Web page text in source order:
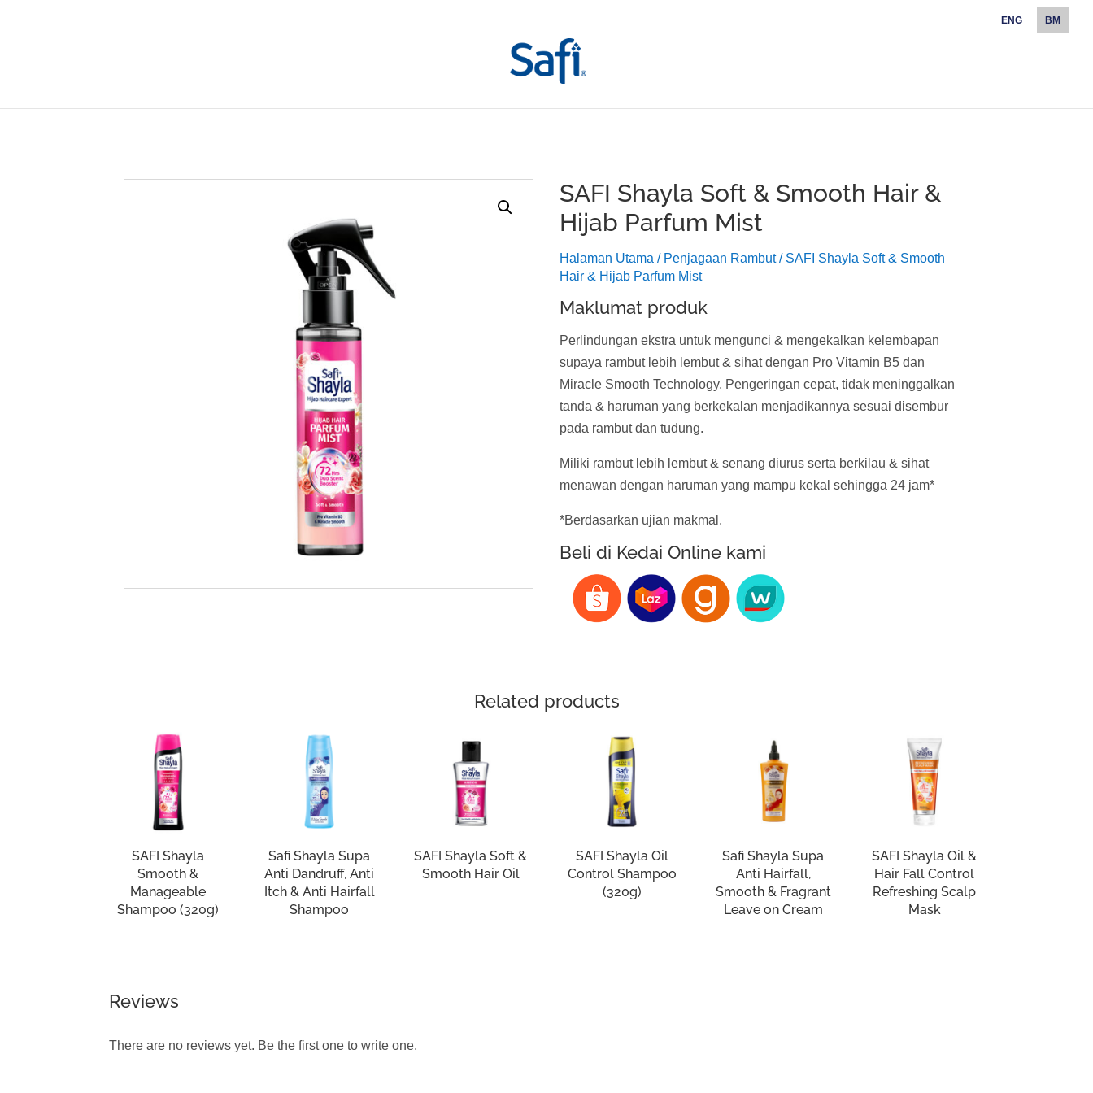
ENG BM
SAFI Shayla Soft & Smooth Hair &
Hijab Parfum Mist
Halaman Utama / Penjagaan Rambut/ SAFI Shayla Soft & Smooth
Hair & Hijab Parfum Mist
Maklumat produk
Perlindungan ekstra untuk mengunci & mengekalkan kelembapan
supaya rambut lebih lembut & sihat dengan Pro Vitamin B5 dan
Miracle Smooth Technology. Pengeringan cepat, tidak meninggalkan
tanda & haruman yang berkekalan menjadikannya sesuai disembur
pada rambut dan tudung.
Miliki rambut lebih lembut & senang diurus serta berkilau & sihat
menawan dengan haruman yang mampu kekal sehingga 24 jam*
*Berdasarkan ujian makmal.
Beli di Kedai Online kami
Related products
SAFI Shayla
Smooth &
Manageable
Shampoo (320g)
Safi Shayla Supa
Anti Dandruff, Anti
Itch & Anti Hairfall
Shampoo
SAFI Shayla Soft &
Smooth Hair Oil
SAFI Shayla Oil
Control Shampoo
(320g)
Safi Shayla Supa
Anti Hairfall,
Smooth & Fragrant
Leave on Cream
SAFI Shayla Oil &
Hair Fall Control
Refreshing Scalp
Mask
Reviews
There are no reviews yet. Be the first one to write one.